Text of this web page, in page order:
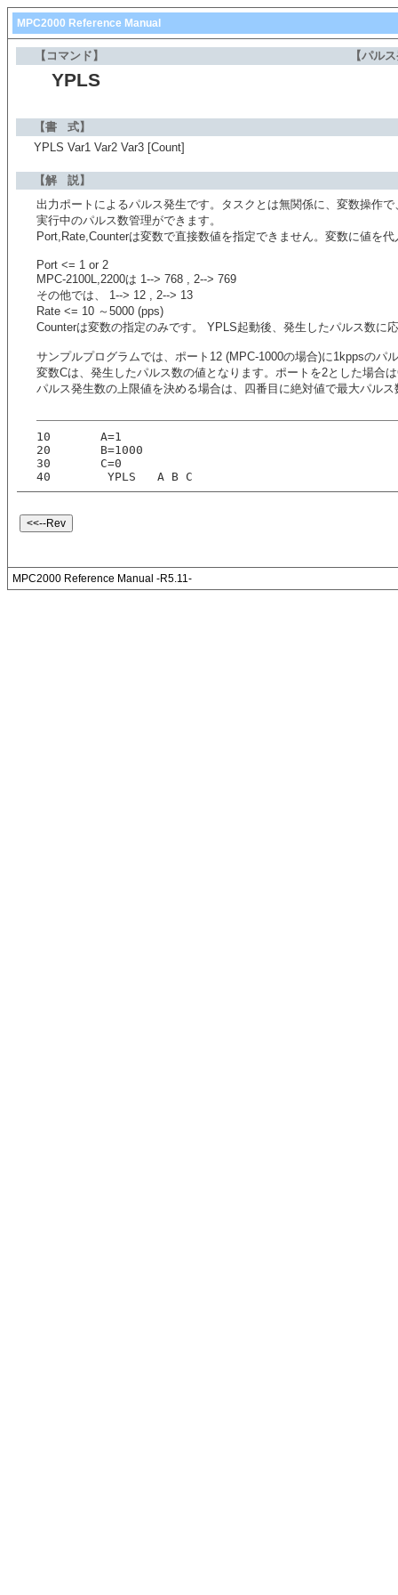
MPC2000 Reference Manual
【コマンド】 【パル
YPLS
【書 式】
YPLS Var1 Var2 Var3 [Count]
【解 説】
出力ポートによるパルス発生です。タスクとは無関係に、変数操作
実行中のパルス数管理ができます。
Port,Rate,Counterは変数で直接数値を指定できません。変数に値を
Port <= 1 or 2
MPC-2100L,2200は 1--> 768 , 2--> 769
その他では、 1--> 12 , 2--> 13
Rate <= 10 ～5000 (pps)
Counterは変数の指定のみです。 YPLS起動後、発生したパルス数に
サンプルプログラムでは、ポート12 (MPC-1000の場合)に1kppsのパ
変数Cは、発生したパルス数の値となります。ポートを2とした場合
パルス発生数の上限値を決める場合は、四番目に絶対値で最大パル
10       A=1
20       B=1000
30       C=0
40        YPLS   A B C
MPC2000 Reference Manual -R5.11-